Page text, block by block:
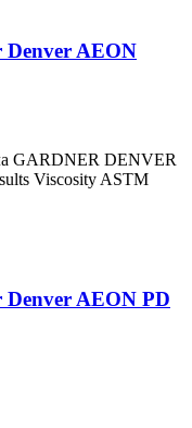
Denver AEON
GARDNER DENVER
Viscosity ASTM
Denver AEON PD